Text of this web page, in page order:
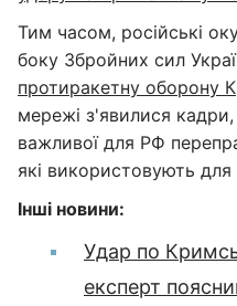
Тим часом, російські
боку Збройних сил
протиракетну оборону
мережі з'явилися
важливої для РФ
які використовують для
Інші новини:
Удар по
експерт